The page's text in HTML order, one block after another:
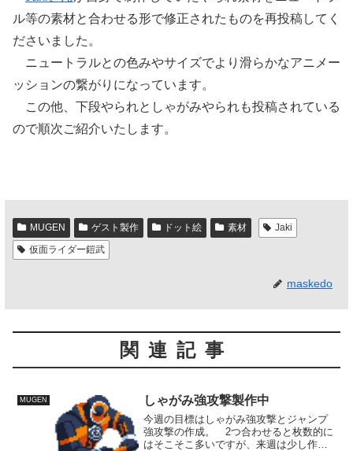
ル等の素材と合わせる形で修正されたものを再投稿してく
ださいました。
ニュートラルとの色みやサイズでより滑らかなアニメー
ッションの繋がりになっています。
この他、下段やられとしゃがみやられも投稿されている
ので順次ご紹介いたします。
MUGEN ゲスト製作 ドット絵 素材
Jaki
仮面ライダー鎧武
maskedo
関連記事
MUGEN しゃがみ強攻撃製作中
今週の目標はしゃがみ強攻撃とジャンプ
強攻撃の作成。 2つ合わせると枚数的に
はそこそこ多いですが、来週は少し作業